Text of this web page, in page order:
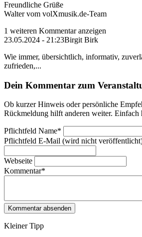
Freundliche Grüße
Walter vom volXmusik.de-Team
1 weiteren Kommentar anzeigen
23.05.2024 - 21:23Birgit Birk
Wie immer, übersichtlich, informativ,
zufrieden,...
Dein Kommentar zum
Ob kurzer Hinweis oder persönliche
Rückmeldung hilft anderen weiter. Einfach
Pflichtfeld Name*
Pflichtfeld E-Mail (wird nicht
Webseite
Kommentar*
Kleiner Tipp